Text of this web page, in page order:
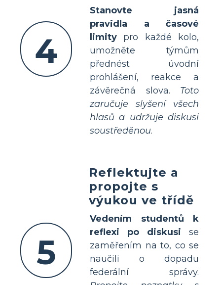
4
Stanovte jasná
pravidla a časové
limity pro každé kolo,
umožněte týmům
přednést úvodní
prohlášení, reakce a
závěrečná slova. Toto
zaručuje slyšení všech
hlasů a udržuje diskusi
soustředěnou.
5
Reflektujte a
propojte s
výukou ve třídě
Vedením studentů k
reflexi po diskusi se
zaměřením na to, co se
naučili o dopadu
federální správy.